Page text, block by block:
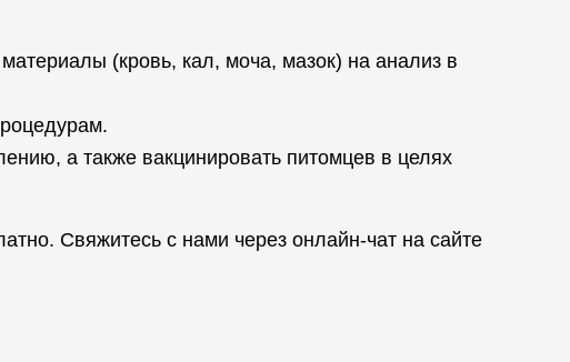
(кровь, кал, моча, мазок) на анализ в
а также вакцинировать питомцев в целях
Свяжитесь с нами через онлайн-чат на сайте